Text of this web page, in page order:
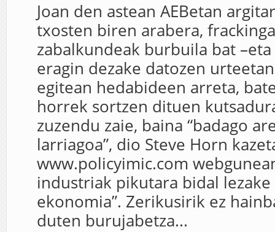
Joan den astean AEBetan
txosten biren arabera,
zabalkundeak burbuila bat
eragin dezake datozen
egitean hedabideen arreta,
horrek sortzen dituen
zuzendu zaie, baina “badago
larriagoa”, dio Steve Horn
www.policyimic.com
industriak pikutara bidal
ekonomia”. Zerikusirik ez
duten burujabetza...